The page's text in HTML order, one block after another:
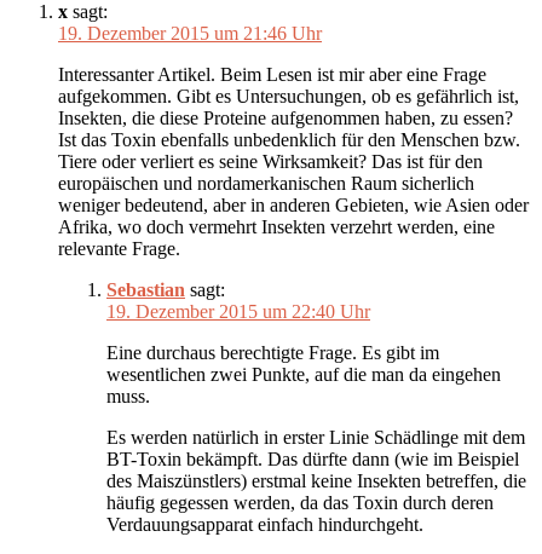
x sagt:
19. Dezember 2015 um 21:46 Uhr
Interessanter Artikel. Beim Lesen ist mir aber eine Frage
aufgekommen. Gibt es Untersuchungen, ob es gefährlich ist,
Insekten, die diese Proteine aufgenommen haben, zu essen?
Ist das Toxin ebenfalls unbedenklich für den Menschen bzw.
Tiere oder verliert es seine Wirksamkeit? Das ist für den
europäischen und nordamerkanischen Raum sicherlich
weniger bedeutend, aber in anderen Gebieten, wie Asien oder
Afrika, wo doch vermehrt Insekten verzehrt werden, eine
relevante Frage.
Sebastian sagt:
19. Dezember 2015 um 22:40 Uhr
Eine durchaus berechtigte Frage. Es gibt im
wesentlichen zwei Punkte, auf die man da eingehen
muss.
Es werden natürlich in erster Linie Schädlinge mit dem
BT-Toxin bekämpft. Das dürfte dann (wie im Beispiel
des Maiszünstlers) erstmal keine Insekten betreffen, die
häufig gegessen werden, da das Toxin durch deren
Verdauungsapparat einfach hindurchgeht.